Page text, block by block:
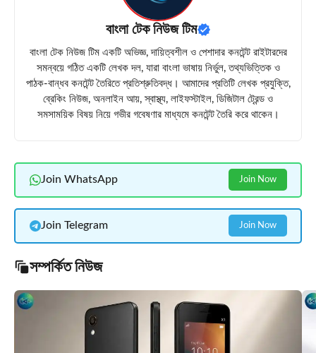
বাংলা টেক নিউজ টিম
বাংলা টেক নিউজ টিম একটি অভিজ্ঞ, দায়িত্বশীল ও পেশাদার কনটেন্ট রাইটারদের
সমন্বয়ে গঠিত একটি লেখক দল, যারা বাংলা ভাষায় নির্ভুল, তথ্যভিত্তিক ও
পাঠক-বান্ধব কনটেন্ট তৈরিতে প্রতিশ্রুতিবদ্ধ। আমাদের প্রতিটি লেখক প্রযুক্তি,
ব্রেকিং নিউজ, অনলাইন আয়, স্বাস্থ্য, লাইফস্টাইল, ডিজিটাল ট্রেন্ড ও
সমসাময়িক বিষয় নিয়ে গভীর গবেষণার মাধ্যমে কনটেন্ট তৈরি করে থাকেন।
Join WhatsApp Join Now
Join Telegram Join Now
সম্পর্কিত নিউজ